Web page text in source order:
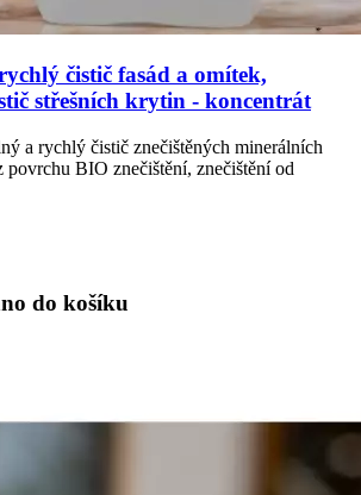
čistič fasád a omítek,
střešních krytin - koncentrát
a rychlý čistič znečištěných minerálních
povrchu BIO znečištění, znečištění od
do košíku